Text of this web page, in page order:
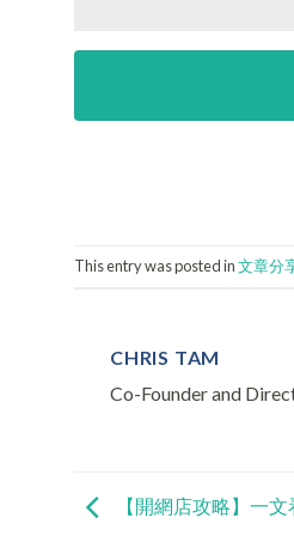
This entry was posted in文章分
CHRIS TAM
Co-Founder and
【開網店攻略】一